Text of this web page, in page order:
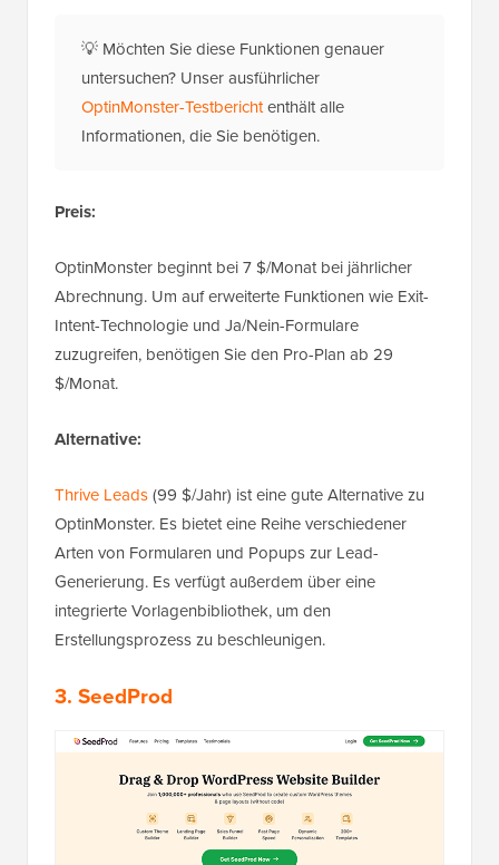
💡 Möchten Sie diese Funktionen genauer
untersuchen? Unser ausführlicher
OptinMonster-Testberichtenthält alle
Informationen, die Sie benötigen.
Preis:
OptinMonster beginnt bei 7 $/Monat bei jährlicher
Abrechnung. Um auf erweiterte Funktionen wie Exit-
Intent-Technologie und Ja/Nein-Formulare
zuzugreifen, benötigen Sie den Pro-Plan ab 29
$/Monat.
Alternative:
Thrive Leads(99 $/Jahr) ist eine gute Alternative zu
OptinMonster. Es bietet eine Reihe verschiedener
Arten von Formularen und Popups zur Lead-
Generierung. Es verfügt außerdem über eine
integrierte Vorlagenbibliothek, um den
Erstellungsprozess zu beschleunigen.
3. SeedProd